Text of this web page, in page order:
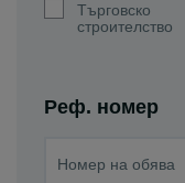
Търговско
строителство
Реф. номер